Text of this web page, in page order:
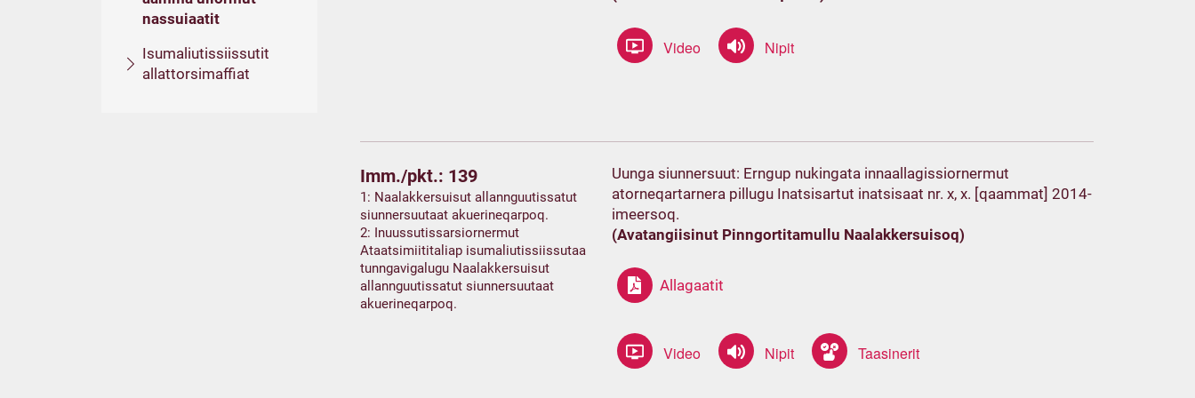
nassuiaatit
Isumaliutissiissutit
allattorsimaffiat
Imm./pkt.: 139
1: Naalakkersuisut allannguutissatut
siunnersuutaat akuerineqarpoq.
2: Inuussutissarsiornermut
Ataatsimiititaliap isumaliutissiissutaa
tunngavigalugu Naalakkersuisut
allannguutissatut siunnersuutaat
akuerineqarpoq.
Uunga siunnersuut: Erngup nukingata innaallagissiornermut
atorneqartarnera pillugu Inatsisartut inatsisaat nr. x, x. [qaammat] 2014-
imeersoq.
(Avatangiisinut Pinngortitamullu Naalakkersuisoq)
Allagaatit